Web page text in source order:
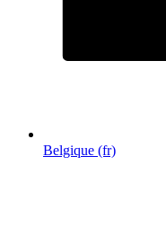
Belgique (fr)